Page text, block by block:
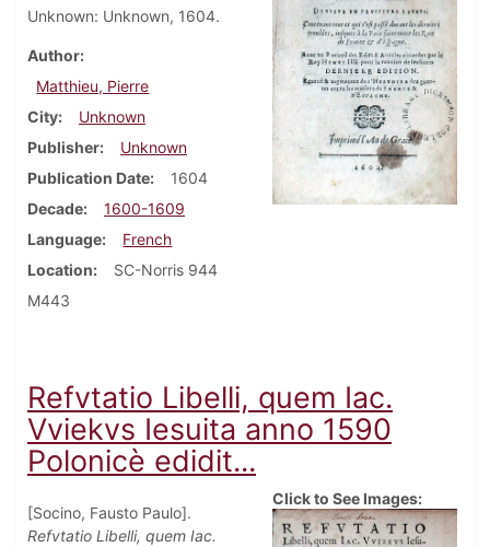
Unknown: Unknown, 1604.
Author
Matthieu, Pierre
City
Unknown
Publisher
Unknown
Publication Date
1604
Decade
1600-1609
Language
French
Location
SC-Norris 944
M443
Refvtatio Libelli, quem Iac.
Vviekvs Iesuita anno 1590
Polonicè edidit...
[Socino, Fausto Paulo].
Refvtatio Libelli, quem Iac.
Click to See Images: